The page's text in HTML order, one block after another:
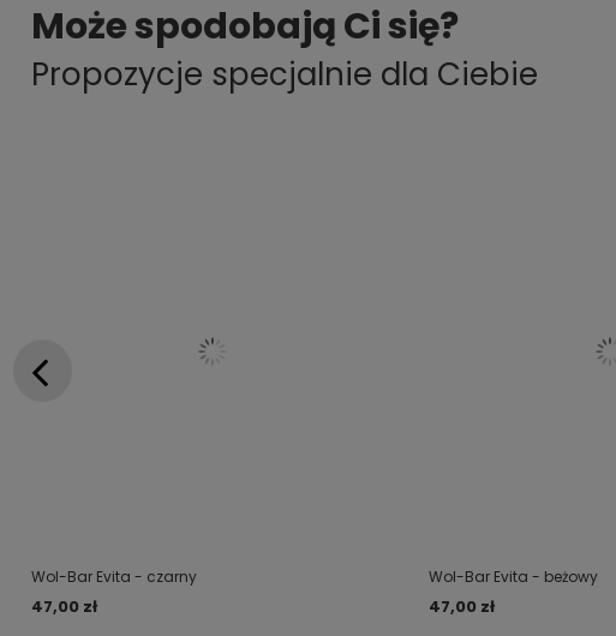
Może spodobają Ci się?
Propozycje specjalnie dla Ciebie
Wol-Bar Evita - czarny
47,00 zł
Wol-Bar Evita - beżowy
47,00 zł